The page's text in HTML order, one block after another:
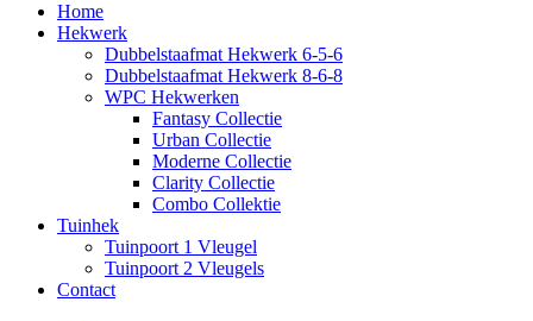
Home
Hekwerk
Dubbelstaafmat Hekwerk 6-5-6
Dubbelstaafmat Hekwerk 8-6-8
WPC Hekwerken
Fantasy Collectie
Urban Collectie
Moderne Collectie
Clarity Collectie
Combo Collektie
Tuinhek
Tuinpoort 1 Vleugel
Tuinpoort 2 Vleugels
Contact